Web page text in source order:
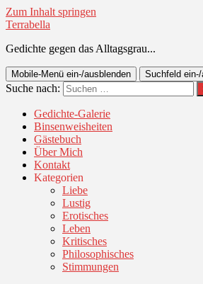
Zum Inhalt springen
Terrabella
Gedichte gegen das Alltagsgrau...
Mobile-Menü ein-/ausblenden Suchfeld
Suche nach:
Gedichte-Galerie
Binsenweisheiten
Gästebuch
Über Mich
Kontakt
Kategorien
Liebe
Lustig
Erotisches
Leben
Kritisches
Philosophisches
Stimmungen